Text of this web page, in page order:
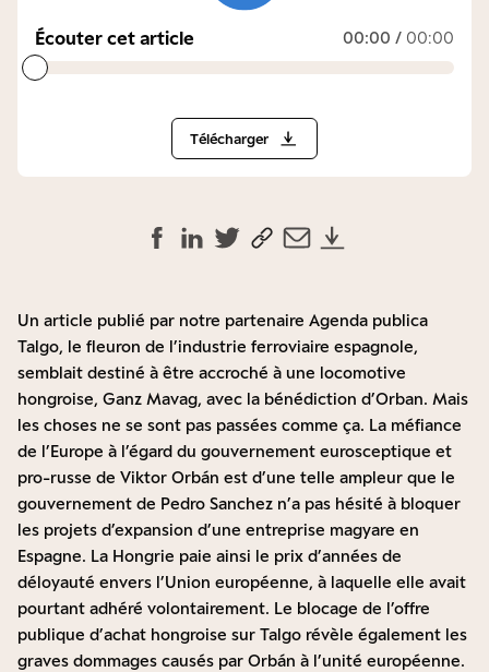
Écouter cet article 00:00 / 00:00
Télécharger
Un article publié par notre partenaire Agenda publica
Talgo, le fleuron de l’industrie ferroviaire espagnole,
semblait destiné à être accroché à une locomotive
hongroise, Ganz Mavag, avec la bénédiction d’Orban. Mais
les choses ne se sont pas passées comme ça. La méfiance
de l’Europe à l’égard du gouvernement eurosceptique et
pro-russe de Viktor Orbán est d’une telle ampleur que le
gouvernement de Pedro Sanchez n’a pas hésité à bloquer
les projets d’expansion d’une entreprise magyare en
Espagne. La Hongrie paie ainsi le prix d’années de
déloyauté envers l’Union européenne, à laquelle elle avait
pourtant adhéré volontairement. Le blocage de l’offre
publique d’achat hongroise sur Talgo révèle également les
graves dommages causés par Orbán à l’unité européenne.